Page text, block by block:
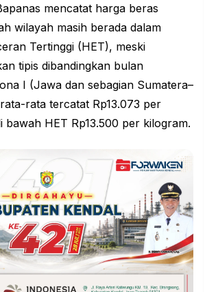
mencatat harga beras
wilayah masih berada dalam
Tertinggi (HET), meski
tipis dibandingkan bulan
I (Jawa dan sebagian Sumatera–
rata tercatat Rp13.073 per
bawah HET Rp13.500 per kilogram.